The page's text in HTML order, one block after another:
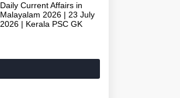
Daily Current Affairs in
Malayalam 2026 | 23 July
2026 | Kerala PSC GK